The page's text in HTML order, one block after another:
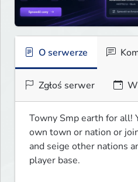
O serwerze
Zgłoś serwer
Towny Smp earth for all!
own town or nation or
and seige other nations
player base.